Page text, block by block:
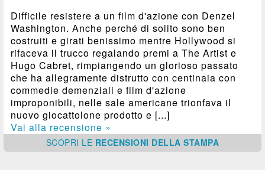
Difficile resistere a un film d'azione con Denzel
Washington. Anche perché di solito sono ben
costruiti e girati benissimo mentre Hollywood si
rifaceva il trucco regalando premi a The Artist e
Hugo Cabret, rimpiangendo un glorioso passato
che ha allegramente distrutto con centinaia con
commedie demenziali e film d'azione
improponibili, nelle sale americane trionfava il
nuovo giocattolone prodotto e [...]
Vai alla recensione »
SCOPRI LE RECENSIONI DELLA STAMPA